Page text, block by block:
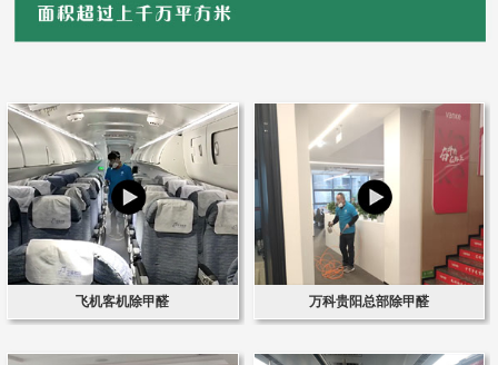
飞机客机除甲醛 万科贵阳总部除甲醛